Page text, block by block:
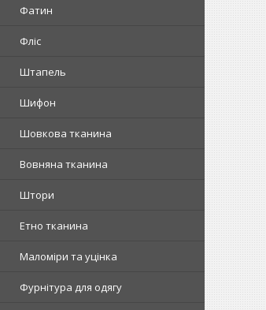
Фатин
Фліс
Штапель
Шифон
Шовкова тканина
Вовняна тканина
Штори
Етно тканина
Маломіри та уцінка
Фурнітура для одягу